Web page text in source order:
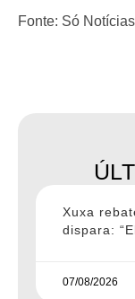
Fonte: Só Notícias
Xuxa
dispara:
07/08/2026